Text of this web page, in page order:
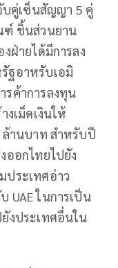
บคู่เซ็นสัญญา 5 คู่
ฑ์ ชิ้นส่วนยาน
ฝ่ายได้มีการลง
ฐอาหรับเอมิ
รค้าการลงทุน
งเม็ดเงินให้
านบาท สำหรับปี
ออกไทยไปยัง
ประเทศอ่าว
UAE ในการเป็น
งประเทศอื่นใน